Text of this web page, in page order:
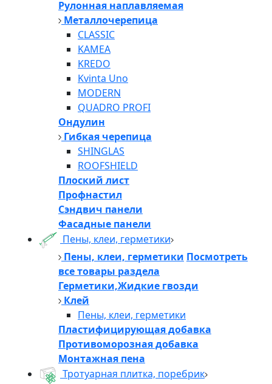
Рулонная наплавляемая
Металлочерепица
CLASSIC
KAMEA
KREDO
Kvinta Uno
MODERN
QUADRO PROFI
Ондулин
Гибкая черепица
SHINGLAS
ROOFSHIELD
Плоский лист
Профнастил
Сэндвич панели
Фасадные панели
Пены, клеи, герметики
Пены, клеи, герметики Посмотреть
все товары раздела
Герметики,Жидкие гвозди
Клей
Пены, клеи, герметики
Пластифицирующая добавка
Противоморозная добавка
Монтажная пена
Тротуарная плитка, поребрик